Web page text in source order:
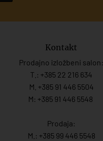
Kontakt
Prodajno izložbeni salon:
T.: +385 22 216 634
M. +385 91 446 5504
M: +385 91 446 5548
Prodaja:
M.: +385 99 446 5548